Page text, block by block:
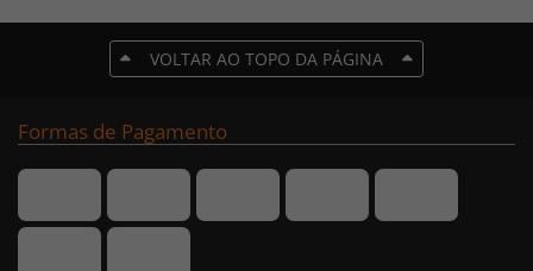
VOLTAR AO TOPO DA PÁGINA
Formas de Pagamento